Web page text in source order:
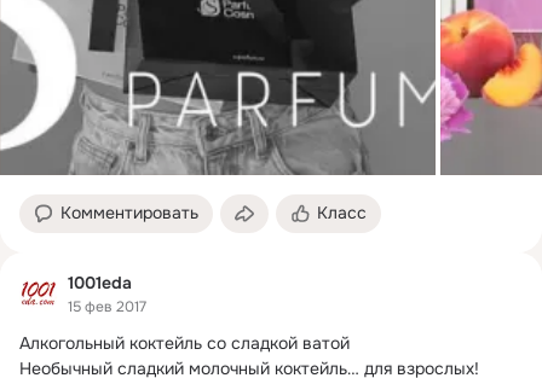
Комментировать Класс
1001eda
15 фев 2017
Алкогольный коктейль со сладкой ватой
Необычный сладкий молочный коктейль… для взрослых!